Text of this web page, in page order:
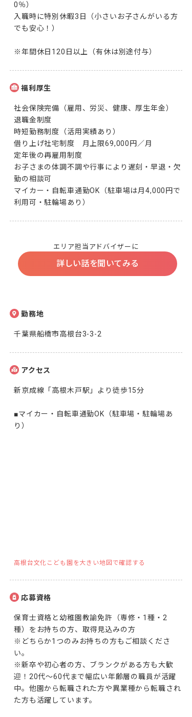
0％）
入職時に特別休暇3日（小さいお子さんがいる方
でも安心！）
※年間休日120日以上（有休は別途付与）
福利厚生
社会保険完備（雇用、労災、健康、厚生年金）
退職金制度
時短勤務制度（活用実績あり）
借り上げ社宅制度　月上限69,000円／月
定年後の再雇用制度
お子さまの体調不調や行事により遅刻・早退・欠
勤の相談可
マイカー・自転車通勤OK（駐車場は月4,000円で
利用可・駐輪場あり）
エリア担当アドバイザーに
詳しい話を聞いてみる
勤務地
千葉県船橋市高根台3-3-2
アクセス
新京成線「高根木戸駅」より徒歩15分
■マイカー・自転車通勤OK（駐車場・駐輪場あ
り）
高根台文化こども園を大きい地図で確認する
応募資格
保育士資格と幼稚園教諭免許（専修・1種・2
種）をお持ちの方、取得見込みの方
※どちらか1つのみお持ちの方もご相談くださ
い。
※新卒や初心者の方、ブランクがある方も大歓
迎！20代～60代まで幅広い年齢層の職員が活躍
中。他園から転職された方や異業種から転職され
た方も活躍しています。